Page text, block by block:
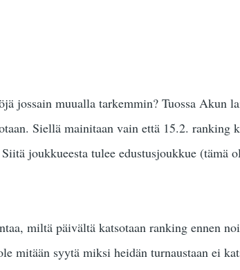
jossain muualla tarkemmin? Tuossa Akun
Siellä mainitaan vain että 15.2. ranking
joukkueesta tulee edustusjoukkue (tämä
miltä päivältä katsotaan ranking ennen
mitään syytä miksi heidän turnaustaan ei